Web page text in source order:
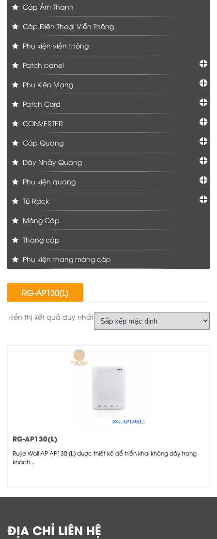
Cáp Âm Thanh
Cáp Điện Thoại Viễn Thông
Phụ kiện viễn thông
Patch panel
Phụ Kiện Mạng
Patch Cord
CONVERTER
Cáp Quang
Dây Nhảy Quang
Phụ kiện quang
Tủ Rack
Máng Cáp
Thang cáp
Phụ kiện thang máng cáp
RG-AP130(L)
Hiển thị kết quả duy nhất
RG-AP130(L)
Ruijie Wall AP AP130 (L) được thiết kế để triển khai không dây trong
khách...
ĐỊA CHỈ LIÊN HỆ